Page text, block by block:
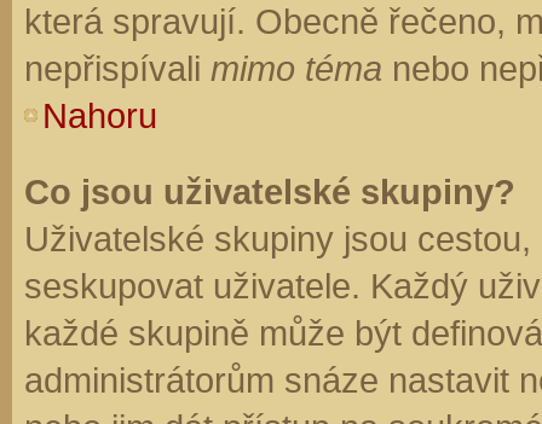
která spravují. Obecně řečeno,
nepřispívali mimo téma nebo
Nahoru
Co jsou uživatelské skupiny?
Uživatelské skupiny jsou
seskupovat uživatele. Každý
každé skupině může být
administrátorům snáze nastavit